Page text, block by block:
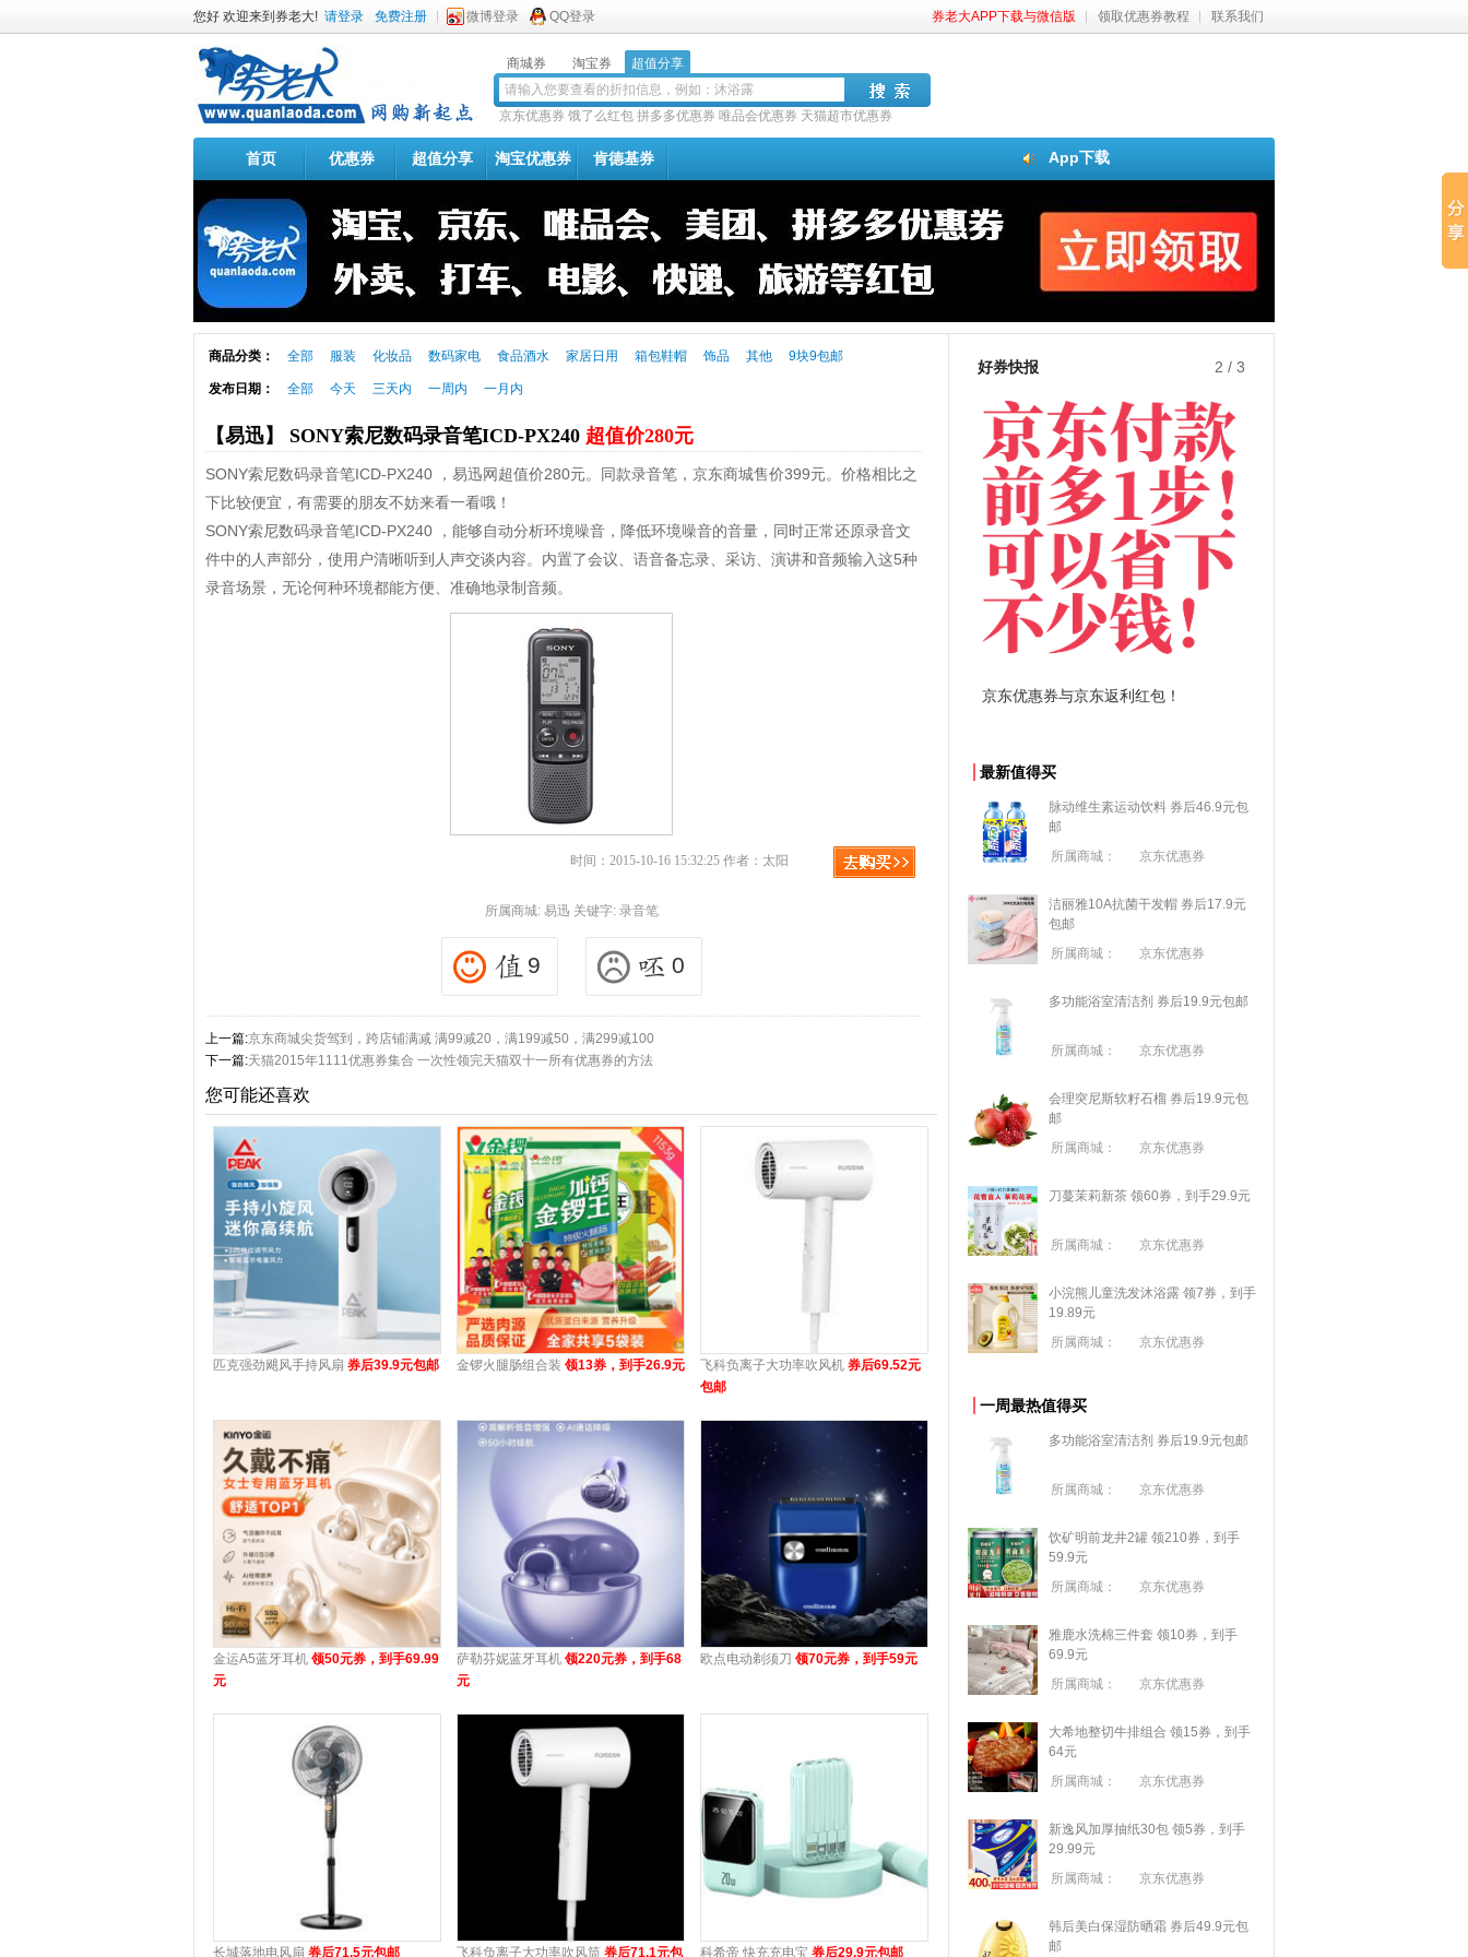
您好 欢迎来到券老大! 请登录 免费注册 微博登录 QQ登录 券老大APP下载与微信版 领取优惠券教程 联系我们
商城券 淘宝券 超值分享
京东优惠券 饿了么红包 拼多多优惠券 唯品会优惠券 天猫超市优惠券
App下载
首页 优惠券 超值分享 淘宝优惠券 肯德基券
商品分类： 全部 服装 化妆品 数码家电 食品酒水 家居日用 箱包鞋帽 饰品 其他 9块9包邮
发布日期： 全部 今天 三天内 一周内 一月内
【易迅】 SONY索尼数码录音笔ICD-PX240 超值价280元
SONY索尼数码录音笔ICD-PX240 ，易迅网超值价280元。同款录音笔，京东商城售价399元。价格相比之
下比较便宜，有需要的朋友不妨来看一看哦！
SONY索尼数码录音笔ICD-PX240 ，能够自动分析环境噪音，降低环境噪音的音量，同时正常还原录音文
件中的人声部分，使用户清晰听到人声交谈内容。内置了会议、语音备忘录、采访、演讲和音频输入这5种
录音场景，无论何种环境都能方便、准确地录制音频。
时间：2015-10-16 15:32:25 作者：太阳
所属商城: 易迅 关键字: 录音笔
9 0
上一篇:京东商城尖货驾到，跨店铺满减 满99减20，满199减50，满299减100
下一篇:天猫2015年1111优惠券集合 一次性领完天猫双十一所有优惠券的方法
您可能还喜欢
匹克强劲飓风手持风扇 券后39.9元包邮 金锣火腿肠组合装 领13券，到手26.9元 飞科负离子大功率吹风机 券后69.52元
包邮
金运A5蓝牙耳机 领50元券，到手69.99
元
萨勒芬妮蓝牙耳机 领220元券，到手68
元
欧点电动剃须刀 领70元券，到手59元
长城落地电风扇 券后71.5元包邮 飞科负离子大功率吹风筒 券后71.1元包 科希帝 快充充电宝 券后29.9元包邮
好券快报 3 / 3
拼多多优惠券+拼多多返利
最新值得买
脉动维生素运动饮料 券后46.9元包
邮
所属商城：
京东优惠券
洁丽雅10A抗菌干发帽 券后17.9元
包邮
所属商城：
京东优惠券
多功能浴室清洁剂 券后19.9元包邮
所属商城： 京东优惠券
会理突尼斯软籽石榴 券后19.9元包
邮
所属商城：
京东优惠券
刀蔓茉莉新茶 领60券，到手29.9元
所属商城： 京东优惠券
小浣熊儿童洗发沐浴露 领7券，到手
19.89元
所属商城：
京东优惠券
一周最热值得买
多功能浴室清洁剂 券后19.9元包邮
所属商城： 京东优惠券
饮矿明前龙井2罐 领210券，到手
59.9元
所属商城：
京东优惠券
雅鹿水洗棉三件套 领10券，到手
69.9元
所属商城：
京东优惠券
大希地整切牛排组合 领15券，到手
64元
所属商城：
京东优惠券
新逸风加厚抽纸30包 领5券，到手
29.99元
所属商城：
京东优惠券
韩后美白保湿防晒霜 券后49.9元包
邮